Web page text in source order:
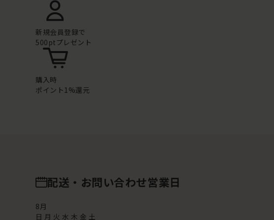
新規会員登録で
500ptプレゼント
購入時
ポイント1%還元
配送・お問い合わせ営業日
8月
日 月 火 水 木 金 土